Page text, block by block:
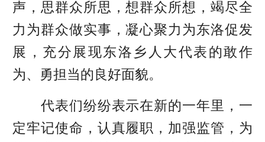
声，思群众所思，想群众所想，竭尽全
力为群众做实事，凝心聚力为东洛促发
展，充分展现东洛乡人大代表的敢作
为、勇担当的良好面貌。
代表们纷纷表示在新的一年里，一
定牢记使命，认真履职，加强监管，为